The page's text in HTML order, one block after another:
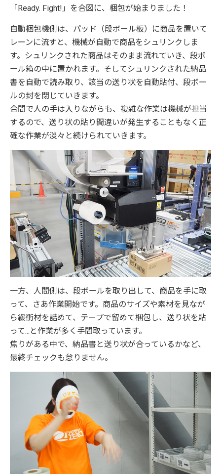
「Ready. Fight!」を合図に、梱包が始まりました！
自動梱包機側は、パッド（段ボール板）に商品を置いて
レーンに流すと、機械が自動で商品をシュリンクしま
す。シュリンクされた商品はそのまま流れていき、段ボ
ール箱の中に置かれます。そしてシュリンクされた納品
書を自動で読み取り、該当の送り状を自動貼付、段ボー
ルの封を閉じていきます。
合間で人の手は入りながらも、複雑な作業は機械が担当
するので、送り状の貼り間違いが発生することもなく正
確な作業が淡々と続けられていきます。
一方、人間側は、段ボールを取り出して、商品を手に取
って、さあ作業開始です。商品のサイズや素材を見なが
ら緩衝材を詰めて、テープで留めて梱包し、送り状を貼
って...と作業が多く手間取っています。
焦りがある中で、納品書と送り状が合っているかなど、
最終チェックも怠りません。